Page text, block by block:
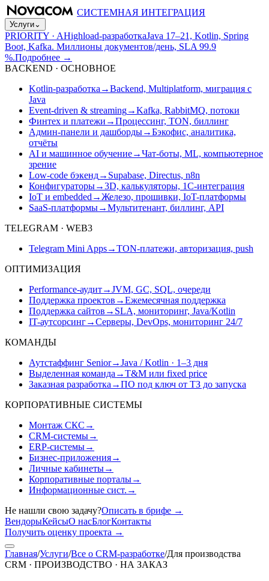
СИСТЕМНАЯ ИНТЕГРАЦИЯ
Услуги⌄
PRIORITY · AHighload-разработкаJava 17–21, Kotlin, Spring
Boot, Kafka. Миллионы документов/день, SLA 99.9
%.Подробнее →
BACKEND · ОСНОВНОЕ
Kotlin-разработка →Backend, Multiplatform, миграция с
Java
Event-driven & streaming→Kafka, RabbitMQ, потоки
Финтех и платежи →Процессинг, TON, биллинг
Админ-панели и дашборды→Бэкофис, аналитика,
отчёты
AI и машинное обучение→Чат-боты, ML, компьютерное
зрение
Low-code бэкенд→ Supabase, Directus, n8n
Конфигураторы→3D, калькуляторы, 1С-интеграция
IoT и embedded →Железо, прошивки, IoT-платформы
SaaS-платформы→Мультитенант, биллинг, API
TELEGRAM · WEB3
Telegram Mini Apps→TON-платежи, авторизация, push
ОПТИМИЗАЦИЯ
Performance-аудит→JVM, GC, SQL, очереди
Поддержка проектов →Ежемесячная поддержка
Поддержка сайтов → SLA, мониторинг, Java/Kotlin
IT-аутсорсинг→Серверы, DevOps, мониторинг 24/7
КОМАНДЫ
Аутстаффинг Senior→Java / Kotlin · 1–3 дня
Выделенная команда →T&M или fixed price
Заказная разработка →ПО под ключ от ТЗ до запуска
КОРПОРАТИВНЫЕ СИСТЕМЫ
Монтаж СКС →
CRM-системы→
ERP-системы→
Бизнес-приложения→
Личные кабинеты→
Корпоративные порталы→
Информационные сист. →
Не нашли свою задачу?Описать в брифе →
ВендорыКейсыО насБлогКонтакты
Получить оценку проекта →
Главная/Услуги/Все о CRM-разработке/Для производства
CRM · ПРОИЗВОДСТВО · НА ЗАКАЗ